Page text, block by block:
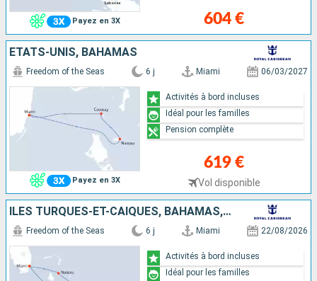
Payez en 3X 604 €
ÉTATS-UNIS, BAHAMAS
Payez en 3X
Freedom of the Seas 6 j Miami 06/03/2027
619 €
Vol disponible
Activités à bord incluses
Idéal pour les familles
Pension complète
ÎLES TURQUES-ET-CAÏQUES, BAHAMAS, ÉTATS-UNIS
Freedom of the Seas 6 j Miami 22/08/2026
Activités à bord incluses
Idéal pour les familles